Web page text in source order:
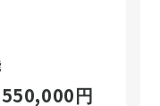
550,000円